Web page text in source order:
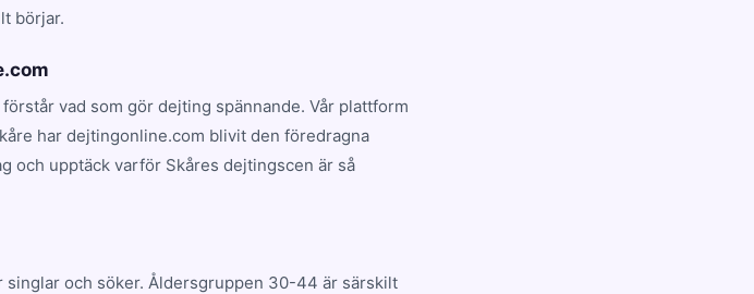
börjar.
vad som gör dejting spännande. Vår plattform
har dejtingonline.com blivit den föredragna
och upptäck varför Skåres dejtingscen är så
singlar och söker. Åldersgruppen 30-44 är särskilt